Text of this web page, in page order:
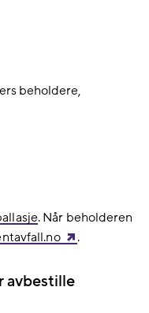
beholdere,
. Når beholderen
.
avbestille